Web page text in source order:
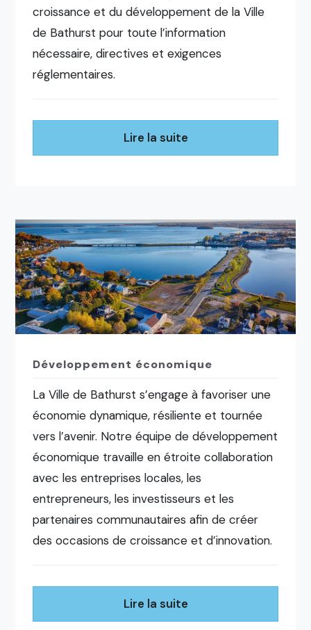
croissance et du développement de la Ville
de Bathurst pour toute l’information
nécessaire, directives et exigences
réglementaires.
Lire la suite
Développement économique
La Ville de Bathurst s’engage à favoriser une
économie dynamique, résiliente et tournée
vers l’avenir. Notre équipe de développement
économique travaille en étroite collaboration
avec les entreprises locales, les
entrepreneurs, les investisseurs et les
partenaires communautaires afin de créer
des occasions de croissance et d’innovation.
Lire la suite